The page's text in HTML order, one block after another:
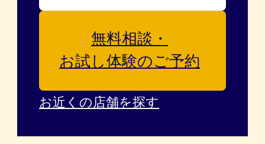
無料相談・
お試し体験のご予約
お近くの店舗を探す